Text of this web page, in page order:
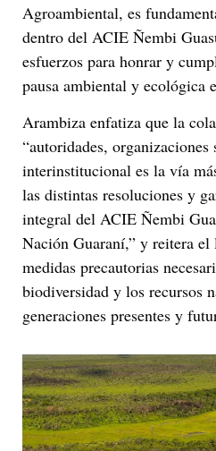
Agroambiental, es
dentro del ACIE Ñembi
esfuerzos para honrar y
pausa ambiental y ecológica
Arambiza enfatiza que la
“autoridades,
interinstitucional es la vía
las distintas resoluciones y
integral del ACIE Ñembi
Nación Guaraní,” y reitera
medidas precautorias
biodiversidad y los recursos
generaciones presentes y